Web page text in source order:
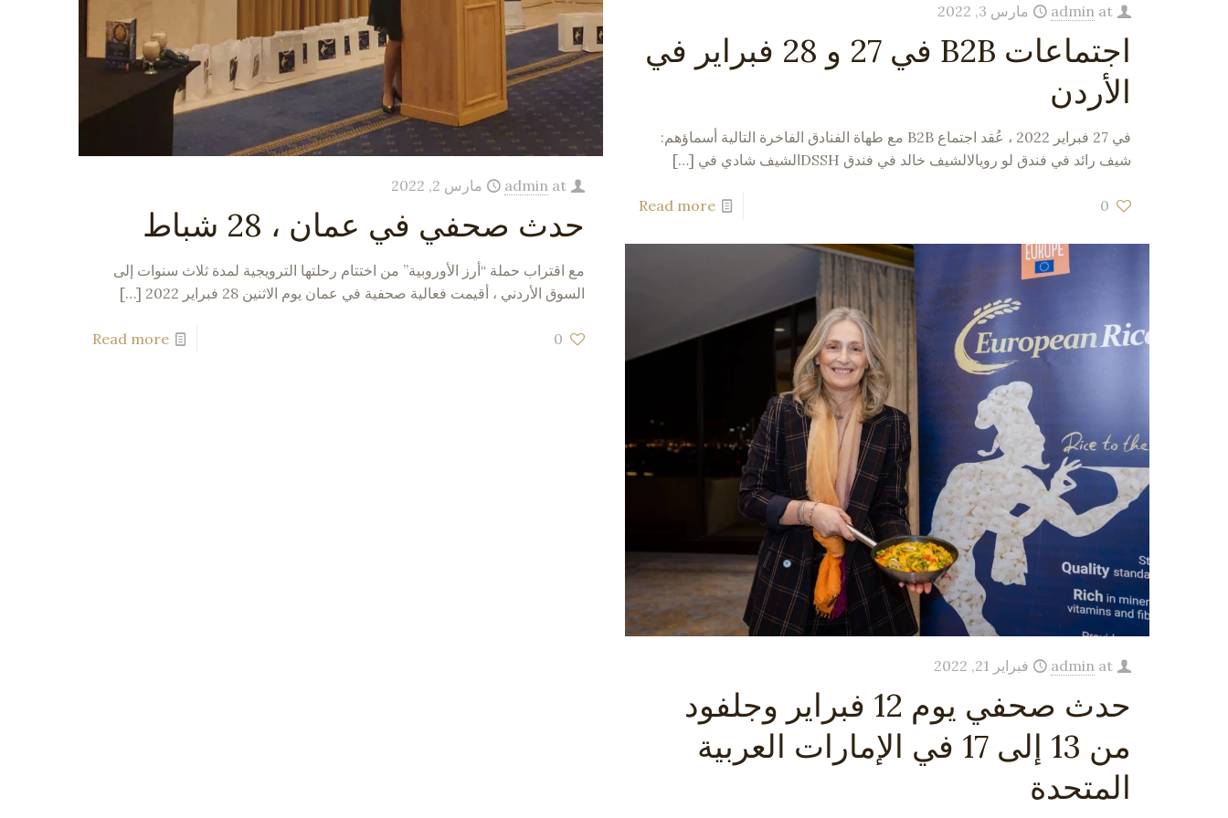
admin at مارس 3, 2022
اجتماعات B2B في 27 و 28 فبراير في
الأردن
في 27 فبراير 2022 ، عُقد اجتماع B2B مع طهاة الفنادق الفاخرة التالية أسماؤهم:
شيف رائد في فندق لو رويالالشيف خالد في فندق DSSHالشيف شادي في
[…]
0
Read more
admin at مارس 2, 2022
حدث صحفي في عمان ، 28 شباط
مع اقتراب حملة “أرز الأوروبية” من اختتام رحلتها الترويجية لمدة ثلاث سنوات إلى
السوق الأردني ، أقيمت فعالية صحفية في عمان يوم الاثنين 28 فبراير 2022
[…]
0
Read more
admin at فبراير 21, 2022
حدث صحفي يوم 12 فبراير وجلفود
من 13 إلى 17 في الإمارات العربية
المتحدة